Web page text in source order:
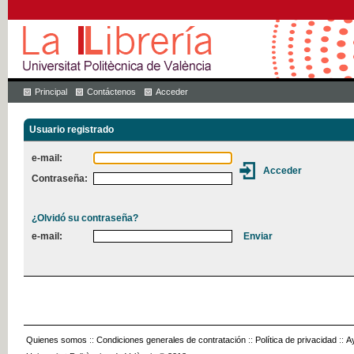
Principal Contáctenos Acceder
Usuario registrado
e-mail:
Contraseña:
¿Olvidó su contraseña?
e-mail:
Quienes somos :: Condiciones generales de contratación :: Política de privacidad ::